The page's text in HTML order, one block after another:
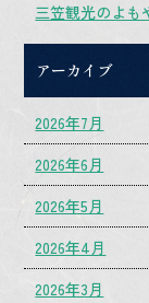
三笠観光のよも
アーカイブ
2026年7月
2026年6月
2026年5月
2026年4月
2026年3月